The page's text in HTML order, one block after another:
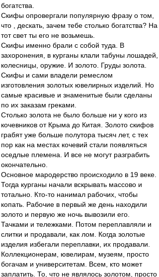
богатства.
Скифы опровергали популярную фразу о том,
что , дескать, зачем тебе столько богатства? На
тот свет ты его не возьмешь.
Скифы именно брали с собой туда. В
захоронения, в курганы клали табуны лошадей,
колесницы, оружие. И золото. Груды золота.
Скифы и сами владели ремеслом
изготовления золотых ювелирных изделий. Но
самые красивые и знаменитые были сделаны
по их заказам греками.
Столько золота не было больше ни у кого из
кочевников от Крыма до Китая. Золото скифов
грабят уже больше полутора тысяч лет, с тех
пор как на местах кочевий стали появляться
оседлые племена. И все не могут разграбить
окончательно.
Основное мародерство происходило в 19 веке.
Тогда курганы начали вскрывать массово и
тотально. Кто-то нанимал рабочих, чтобы
копать. Рабочие в первый же день находили
золото и первую же ночь вывозили его.
Тачками и тележками. Потом переплавляли и
слитки и продавали, как лом. Когда золотые
изделия избегали переплавки, их продавали.
Коллекционерам, ювелирам, музеям, просто
богачам и университетам. Всем, кто может
заплатить. То, что не являлось золотом, просто